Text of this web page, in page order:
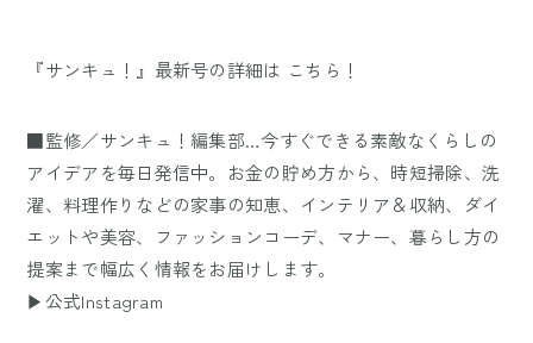
『サンキュ！』最新号の詳細は こちら！
■監修／サンキュ！編集部…今すぐできる素敵なくらしの
アイデアを毎日発信中。お金の貯め方から、時短掃除、洗
濯、料理作りなどの家事の知恵、インテリア＆収納、ダイ
エットや美容、ファッションコーデ、マナー、暮らし方の
提案まで幅広く情報をお届けします。
▶公式Instagram